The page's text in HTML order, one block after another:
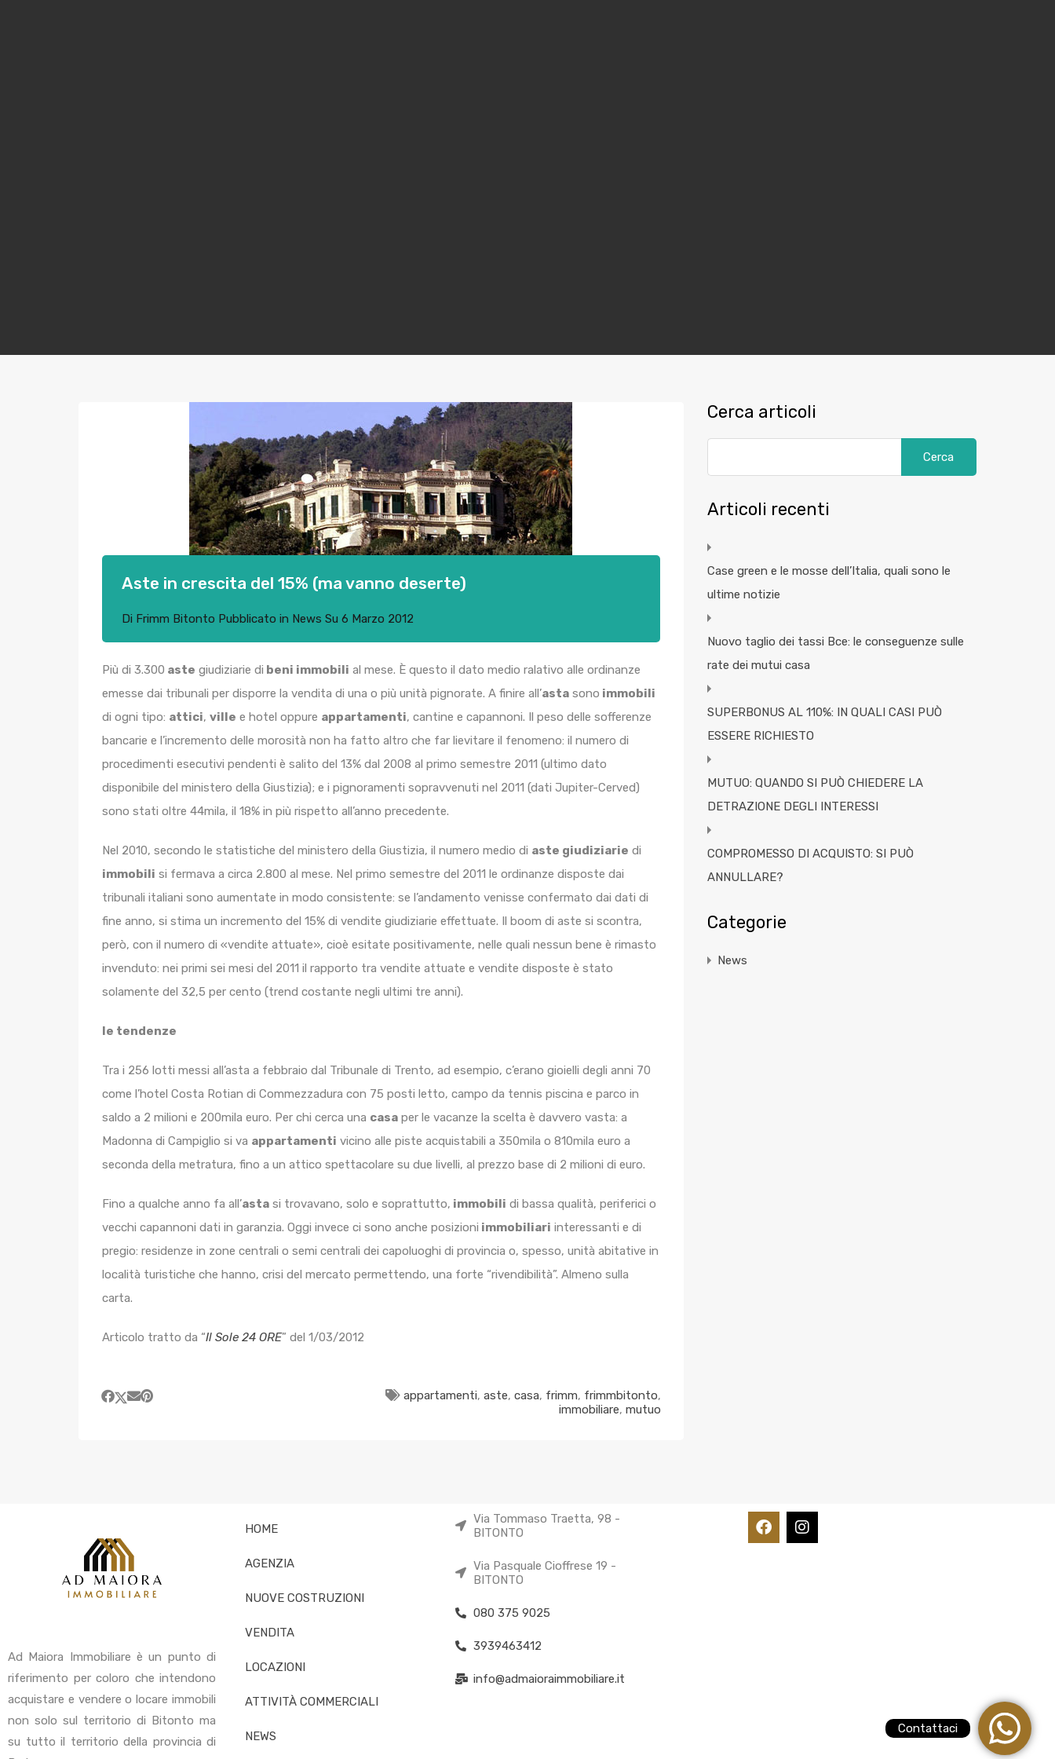
Aste in crescita del 15% (ma vanno deserte)
Di Frimm Bitonto Pubblicato in News Su 6 Marzo 2012
Più di 3.300 aste giudiziarie di beni immobili al mese. È questo il dato medio ralativo alle ordinanze
emesse dai tribunali per disporre la vendita di una o più unità pignorate. A finire all’asta sono immobili
di ogni tipo: attici, ville e hotel oppure appartamenti, cantine e capannoni. Il peso delle sofferenze
bancarie e l’incremento delle morosità non ha fatto altro che far lievitare il fenomeno: il numero di
procedimenti esecutivi pendenti è salito del 13% dal 2008 al primo semestre 2011 (ultimo dato
disponibile del ministero della Giustizia); e i pignoramenti sopravvenuti nel 2011 (dati Jupiter-Cerved)
sono stati oltre 44mila, il 18% in più rispetto all’anno precedente.
Nel 2010, secondo le statistiche del ministero della Giustizia, il numero medio di aste giudiziarie di
immobili si fermava a circa 2.800 al mese. Nel primo semestre del 2011 le ordinanze disposte dai
tribunali italiani sono aumentate in modo consistente: se l’andamento venisse confermato dai dati di
fine anno, si stima un incremento del 15% di vendite giudiziarie effettuate. Il boom di aste si scontra,
però, con il numero di «vendite attuate», cioè esitate positivamente, nelle quali nessun bene è rimasto
invenduto: nei primi sei mesi del 2011 il rapporto tra vendite attuate e vendite disposte è stato
solamente del 32,5 per cento (trend costante negli ultimi tre anni).
le tendenze
Tra i 256 lotti messi all’asta a febbraio dal Tribunale di Trento, ad esempio, c’erano gioielli degli anni 70
come l’hotel Costa Rotian di Commezzadura con 75 posti letto, campo da tennis piscina e parco in
saldo a 2 milioni e 200mila euro. Per chi cerca una casa per le vacanze la scelta è davvero vasta: a
Madonna di Campiglio si va appartamenti vicino alle piste acquistabili a 350mila o 810mila euro a
seconda della metratura, fino a un attico spettacolare su due livelli, al prezzo base di 2 milioni di euro.
Fino a qualche anno fa all’asta si trovavano, solo e soprattutto, immobili di bassa qualità, periferici o
vecchi capannoni dati in garanzia. Oggi invece ci sono anche posizioni immobiliari interessanti e di
pregio: residenze in zone centrali o semi centrali dei capoluoghi di provincia o, spesso, unità abitative in
località turistiche che hanno, crisi del mercato permettendo, una forte “rivendibilità”. Almeno sulla
carta.
Articolo tratto da “Il Sole 24 ORE” del 1/03/2012
appartamenti, aste, casa, frimm, frimmbitonto,
immobiliare, mutuo
Cerca articoli
Articoli recenti
Case green e le mosse dell’Italia, quali sono le
ultime notizie
Nuovo taglio dei tassi Bce: le conseguenze sulle
rate dei mutui casa
SUPERBONUS AL 110%: IN QUALI CASI PUÒ
ESSERE RICHIESTO
MUTUO: QUANDO SI PUÒ CHIEDERE LA
DETRAZIONE DEGLI INTERESSI
COMPROMESSO DI ACQUISTO: SI PUÒ
ANNULLARE?
Categorie
News
Ad Maiora Immobiliare è un punto di
riferimento per coloro che intendono
acquistare e vendere o locare immobili
non solo sul territorio di Bitonto ma
su tutto il territorio della provincia di
HOME
AGENZIA
NUOVE COSTRUZIONI
VENDITA
LOCAZIONI
ATTIVITÀ COMMERCIALI
NEWS
Via Tommaso Traetta, 98 -
BITONTO
Via Pasquale Cioffrese 19 -
BITONTO
080 375 9025
3939463412
info@admaioraimmobiliare.it
Contattaci